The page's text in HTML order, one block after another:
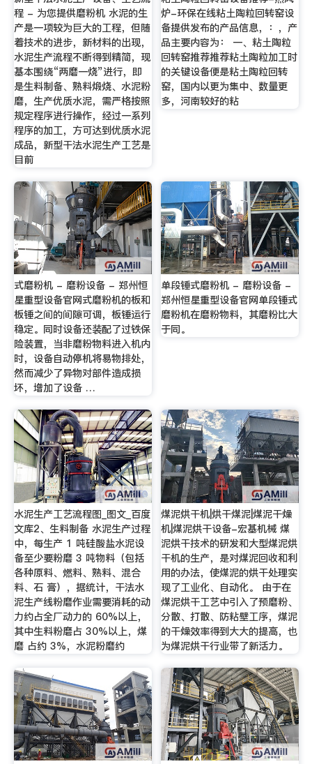
程 - 为您提供磨粉机 水泥的生
产是一项较为巨大的工程，但随
着技术的进步，新材料的出现，
水泥生产流程不断得到精简，现
基本围绕“两磨一烧”进行，即
是生料制备、熟料煅烧、水泥粉
磨，生产优质水泥，需严格按照
规定程序进行操作，经过一系列
程序的加工，方可达到优质水泥
成品，新型干法水泥生产工艺是
目前
炉-环保在线粘土陶粒回转窑设
备提供发布的产品信息，：，产
品主要内容为： 一、粘土陶粒
回转窑推荐推荐粘土陶粒加工时
的关键设备便是粘土陶粒回转
窑，国内以更为集中、数量更
多，河南较好的粘
式磨粉机 - 磨粉设备 - 郑州恒
星重型设备官网式磨粉机的板和
板锤之间的间隙可调，板锤运行
稳定。同时设备还装配了过铁保
险装置，当非磨粉物料进入机内
时，设备自动停机将易物排处，
然而减少了异物对部件造成损
坏，增加了设备 …
单段锤式磨粉机 - 磨粉设备 -
郑州恒星重型设备官网单段锤式
磨粉机在磨粉物料，其磨粉比大
于同。
水泥生产工艺流程图_图文_百度
文库2、生料制备 水泥生产过程
中，每生产 1 吨硅酸盐水泥设
备至少要粉磨 3 吨物料（包括
各种原料、燃料、熟料、混合
料、石 膏），据统计，干法水
泥生产线粉磨作业需要消耗的动
力约占全厂动力的 60%以上，
其中生料粉磨占 30%以上，煤
磨 占约 3%，水泥粉磨约
煤泥烘干机|烘干煤泥|煤泥干燥
机|煤泥烘干设备-宏基机械 煤
泥烘干技术的研发和大型煤泥烘
干机的生产，是对煤泥回收和利
用的办法，使煤泥的烘干处理实
现了工业化、自动化。 由于在
煤泥烘干工艺中引入了预磨粉、
分散、打散、防粘壁工序，煤泥
的干燥效率得到大大的提高，也
为煤泥烘干行业带了新活力。